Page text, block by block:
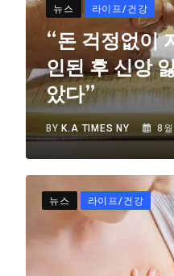
뉴스 라이프/건강
“돈 걱정없이
인된 후 신앙
았다”
BY K.A TIMES NY 8
뉴스 라이프/건강